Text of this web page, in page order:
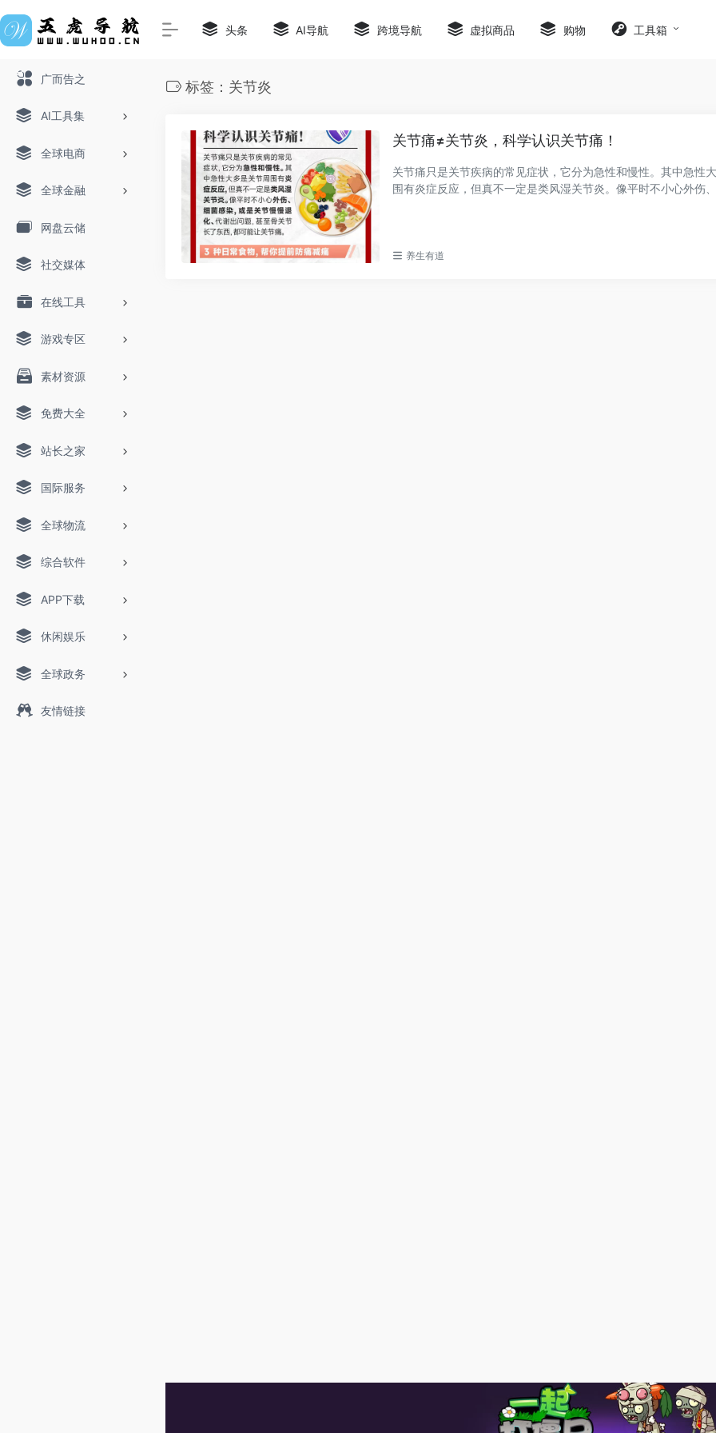
广而告之
AI工具集
全球电商
全球金融
网盘云储
社交媒体
在线工具
游戏专区
素材资源
免费大全
站长之家
国际服务
全球物流
综合软件
APP下载
休闲娱乐
全球政务
友情链接
头条 AI导航 跨境导航 虚拟商品 购物 工具箱
标签：关节炎
关节痛≠关节炎，科学认识关节痛！
关节痛只是关节疾病的常见症状，它分为急性和慢性。其中急性
围有炎症反应，但真不一定是类风湿关节炎。像平时不小心外伤
养生有道